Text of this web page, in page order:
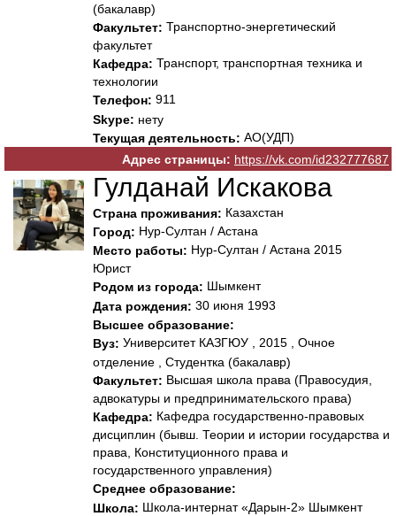
(бакалавр)
Факультет: Транспортно-энергетический
факультет
Кафедра: Транспорт, транспортная техника и
технологии
Телефон: 911
Skype: нету
Текущая деятельность: АО(УДП)
Адрес страницы: https://vk.com/id232777687
Гулданай Искакова
Страна проживания: Казахстан
Город: Нур-Султан / Астана
Место работы: Нур-Султан / Астана 2015
Юрист
Родом из города: Шымкент
Дата рождения: 30 июня 1993
Высшее образование:
Вуз: Университет КАЗГЮУ , 2015 , Очное
отделение , Студентка (бакалавр)
Факультет: Высшая школа права (Правосудия,
адвокатуры и предпринимательского права)
Кафедра: Кафедра государственно-правовых
дисциплин (бывш. Теории и истории государства и
права, Конституционного права и
государственного управления)
Среднее образование:
Школа: Школа-интернат «Дарын-2» Шымкент